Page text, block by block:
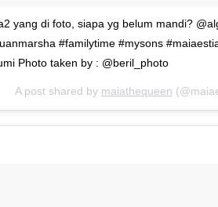
yang di foto, siapa yg belum mandi?
#familytime #mysons
Photo taken by : @beril_photo
A post shared by maiathequeen